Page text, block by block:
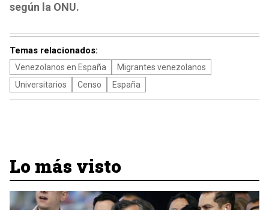
según la ONU.
Temas relacionados:
Venezolanos en España
Migrantes venezolanos
Universitarios
Censo España
Lo más visto